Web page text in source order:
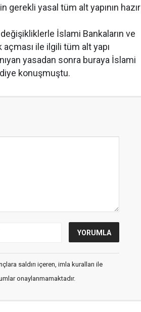
yasal tüm alt yapının hazır
İslami Bankaların ve
ile ilgili tüm alt yapı
yasadan sonra buraya İslami
konuşmuştu.
saldırı içeren, imla kuralları ile
onaylanmamaktadır.